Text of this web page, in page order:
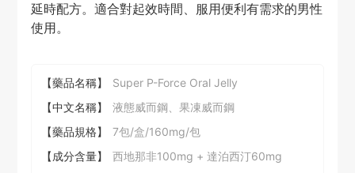
延時配方。適合對起效時間、服用便利有需求的男性
使用。
【藥品名稱】
Super P-Force Oral Jelly
【中文名稱】
液態威而鋼、果凍威而鋼
【藥品規格】
7包/盒/160mg/包
【成分含量】
西地那非100mg + 達泊西汀60mg